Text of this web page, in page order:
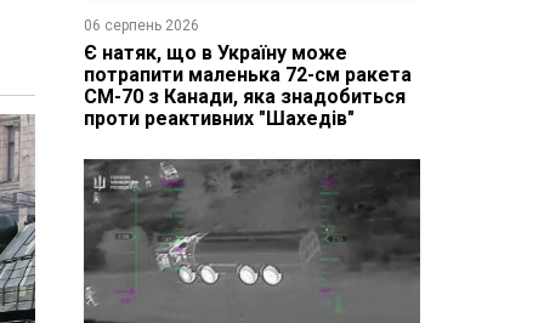
06 серпень 2026
Є натяк, що в Україну може
потрапити маленька 72-см ракета
CM-70 з Канади, яка знадобиться
проти реактивних "Шахедів"